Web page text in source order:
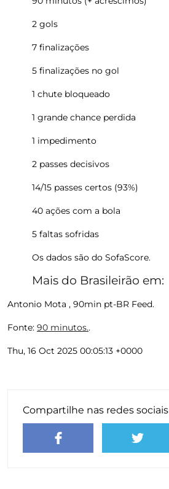
2 gols
7 finalizações
5 finalizações no gol
1 chute bloqueado
1 grande chance perdida
1 impedimento
2 passes decisivos
14/15 passes certos (93%)
40 ações com a bola
5 faltas sofridas
Os dados são do SofaScore.
Mais do Brasileirão em:
Antonio Mota , 90min pt-BR Feed.
Fonte: 90 minutos..
Thu, 16 Oct 2025 00:05:13 +0000
Compartilhe nas redes sociais